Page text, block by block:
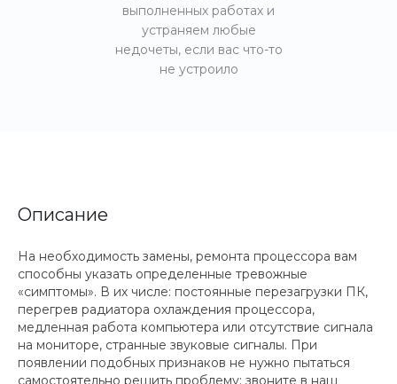
выполненных работах и
устраняем любые
недочеты, если вас что-то
не устроило
Описание
На необходимость замены, ремонта процессора вам
способны указать определенные тревожные
«симптомы». В их числе: постоянные перезагрузки ПК,
перегрев радиатора охлаждения процессора,
медленная работа компьютера или отсутствие сигнала
на мониторе, странные звуковые сигналы. При
появлении подобных признаков не нужно пытаться
самостоятельно решить проблему: звоните в наш